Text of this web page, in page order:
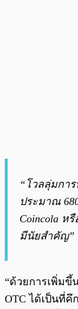
“โวลลุ่มกา
ประมาณ
Coincola ห
มีนัยสำคัญ”
“ด้วยการเพิ่มขึ้
OTC ได้เป็นที่คึ